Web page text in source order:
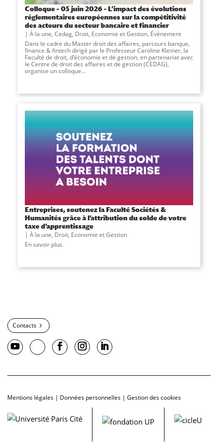
Colloque – 05 juin 2026 – L’impact des évolutions
réglementaires européennes sur la compétitivité
des acteurs du secteur bancaire et financier
À la une, Cedag, Droit, Economie et Gestion, Événement
Dans le cadre du Master droit des affaires, parcours banque,
finance & fintech dirigé par le Professeur Caroline Kleiner, la
Faculté de droit, d’économie et de gestion, en partenariat avec
le Centre de droit des affaires et de gestion (CEDAG),
organise un colloque...
Entreprises, soutenez la Faculté Sociétés &
Humanités grâce à l’attribution du solde de votre
taxe d’apprentissage
À la une, Droit, Economie et Gestion
En savoir plus.
Contacts
Mentions légales | Données personnelles | Gestion des cookies